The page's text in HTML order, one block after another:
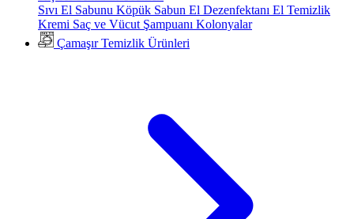
Sıvı El Sabunu Köpük Sabun El Dezenfektanı El Temizlik
Kremi Saç ve Vücut Şampuanı Kolonyalar
Çamaşır Temizlik Ürünleri